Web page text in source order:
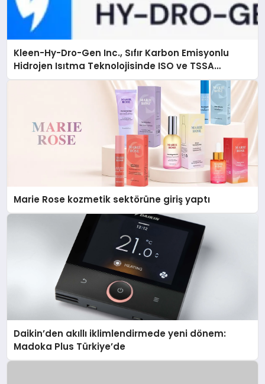
Kleen-Hy-Dro-Gen Inc., Sıfır Karbon Emisyonlu
Hidrojen Isıtma Teknolojisinde ISO ve TSSA
Düzenleyici Onaylarını Aldı
Marie Rose kozmetik sektörüne giriş yaptı
Daikin’den akıllı iklimlendirmede yeni dönem:
Madoka Plus Türkiye’de